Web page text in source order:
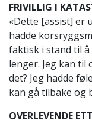
FRIVILLIG I
«Dette [assist] er
hadde
faktisk i stand til
lenger. Jeg kan til
det? Jeg hadde
kan gå tilbake og
OVERLEVENDE